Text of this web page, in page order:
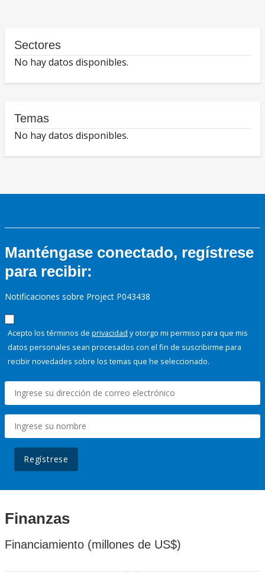
Sectores
No hay datos disponibles.
Temas
No hay datos disponibles.
Manténgase conectado, regístrese
para recibir:
Notificaciones sobre Project P043438
Acepto los términos de privacidad y otorgo mi permiso para que mis
datos personales sean procesados con el fin de suscribirme para
recibir novedades sobre los temas que he seleccionado.
Regístrese
Finanzas
Financiamiento (millones de US$)